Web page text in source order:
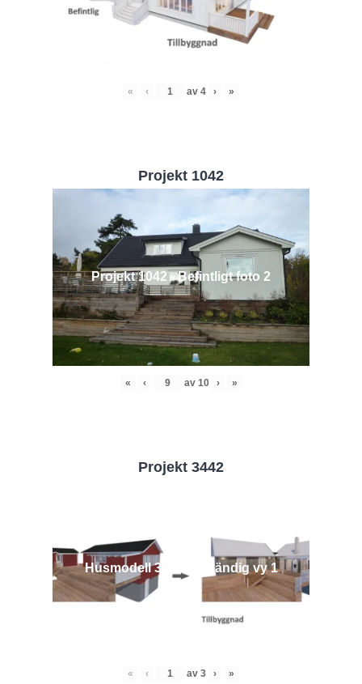
« ‹ av 4 › »
Projekt 1042
Projekt 1042 - Befintligt foto 2
« ‹ av 10 › »
Projekt 3442
Husmodell 3442 - Utvändig vy 1
« ‹ av 3 › »